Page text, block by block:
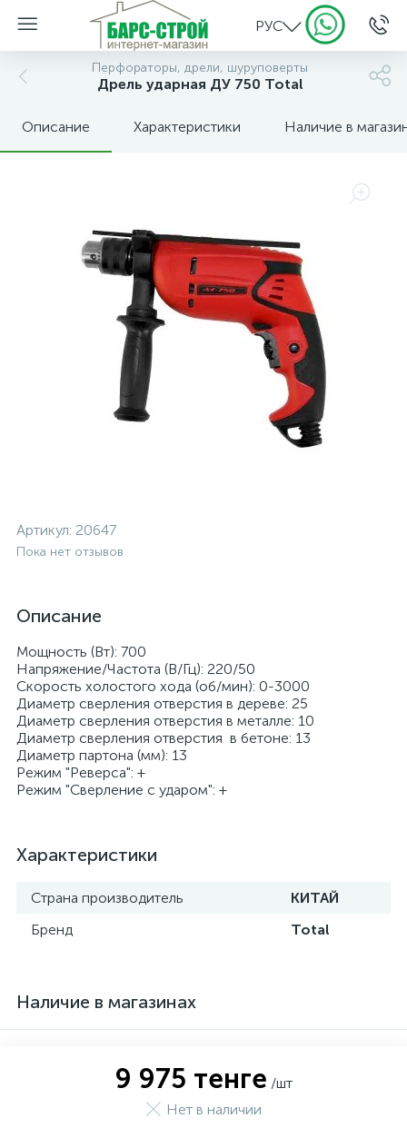
РУС
Перфораторы, дрели, шуруповерты
Дрель ударная ДУ 750 Total
Описание Характеристики Наличие в
Артикул: 20647
Пока нет отзывов
Описание
Мощность (Вт): 700
Напряжение/Частота (В/Гц): 220/50
Скорость холостого хода (об/мин): 0-3000
Диаметр сверления отверстия в дереве: 25
Диаметр сверления отверстия в металле: 10
Диаметр сверления отверстия в бетоне: 13
Диаметр партона (мм): 13
Режим "Реверса": +
Режим "Сверление с ударом": +
Характеристики
Страна производитель
КИТАЙ
Бренд
Total
Наличие в магазинах
9 975 тенге /шт
Нет в наличии